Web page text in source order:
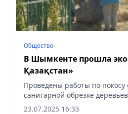
Общество
В Шымкенте прошла
Қазақстан»
Проведены работы по покосу
санитарной обрезке
Vecher.kz.
23.07.2025 16:33